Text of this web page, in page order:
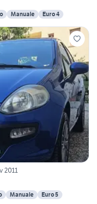
Manuale Euro 4
2011
Manuale Euro 5